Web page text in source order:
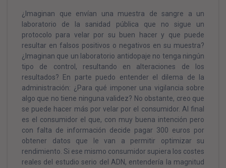
¿Imaginan que envían una muestra de sangre a un
laboratorio de la sanidad pública que no sigue un
protocolo para velar por su buen hacer y que puede
resultar en falsos positivos o negativos en su muestra?
¿Imaginan que un laboratorio antidopaje no tenga ningún
tipo de control, resultando en alteraciones de los
resultados? En parte puedo entender el dilema de la
administración: ¿Para qué imponer una vigilancia sobre
algo que no tiene ninguna validez? No obstante, creo que
se puede hacer más por velar por el consumidor. Al final
es el consumidor el que, con muy buena intención pero
con falta de información decide pagar 300 euros por
obtener datos que le van a permitir optimizar su
rendimiento. Si ese mismo consumidor supiera los costes
reales del estudio serio del ADN, entendería la magnitud